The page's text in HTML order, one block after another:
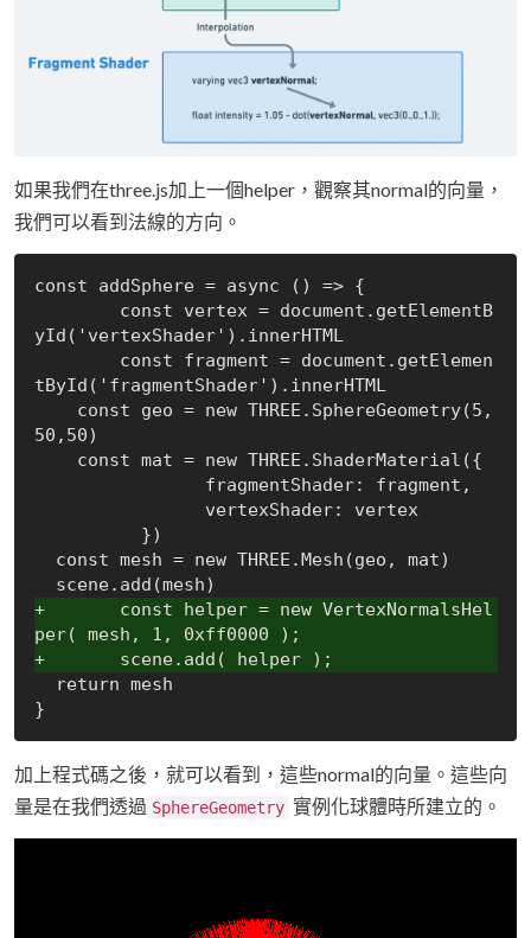
如果我們在three.js加上一個helper，觀察其normal的向量，
我們可以看到法線的方向。
const addSphere = async () => {
yId('vertexShader').innerHTML
tById('fragmentShader').innerHTML
50,50)
+	const helper = new VertexNormalsHel
per( mesh, 1, 0xff0000 );
+	scene.add( helper );
加上程式碼之後，就可以看到，這些normal的向量。這些向
量是在我們透過 SphereGeometry 實例化球體時所建立的。